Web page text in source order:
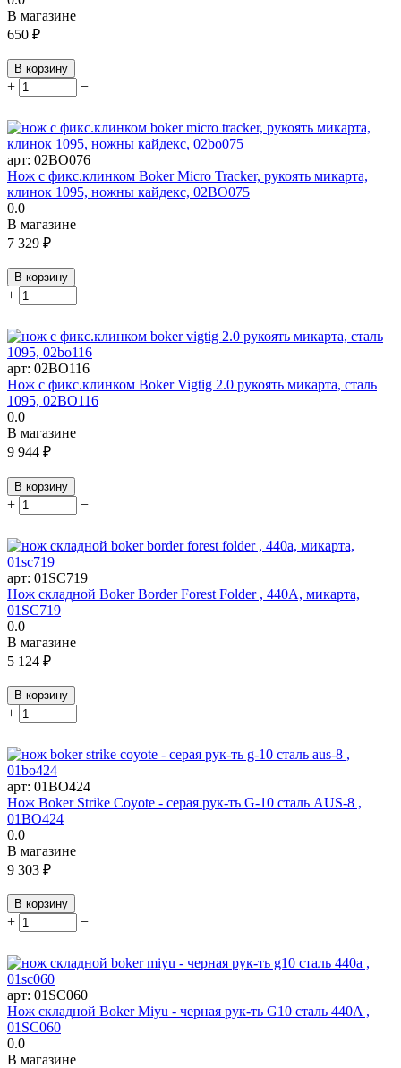
В магазине
650 ₽
В корзину
+ −
арт: 02BO076
Нож c фикс.клинком Boker Micro Tracker, рукоять микарта,
клинок 1095, ножны кайдекс, 02BO075
0.0
В магазине
7 329 ₽
В корзину
+ −
арт: 02BO116
Нож с фикс.клинком Boker Vigtig 2.0 рукоять микарта, сталь
1095, 02BO116
0.0
В магазине
9 944 ₽
В корзину
+ −
арт: 01SC719
Нож складной Boker Border Forest Folder , 440A, микарта,
01SC719
0.0
В магазине
5 124 ₽
В корзину
+ −
арт: 01BO424
Нож Boker Strike Coyote - серая рук-ть G-10 сталь AUS-8 ,
01BO424
0.0
В магазине
9 303 ₽
В корзину
+ −
арт: 01SC060
Нож складной Boker Miyu - черная рук-ть G10 сталь 440A ,
01SC060
0.0
В магазине